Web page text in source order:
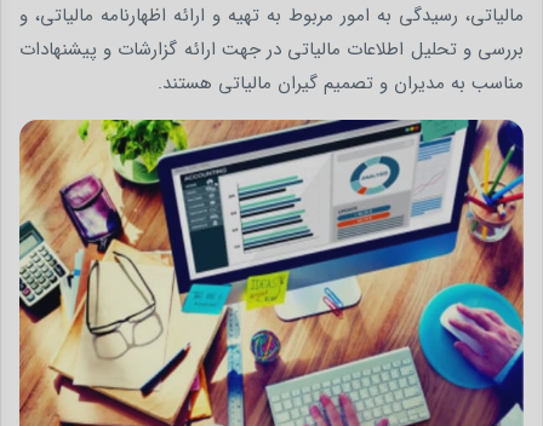
مالیاتی، رسیدگی به امور مربوط به تهیه و ارائه اظهارنامه مالیاتی، و
بررسی و تحلیل اطلاعات مالیاتی در جهت ارائه گزارشات و پیشنهادات
مناسب به مدیران و تصمیم ‌گیران مالیاتی هستند.